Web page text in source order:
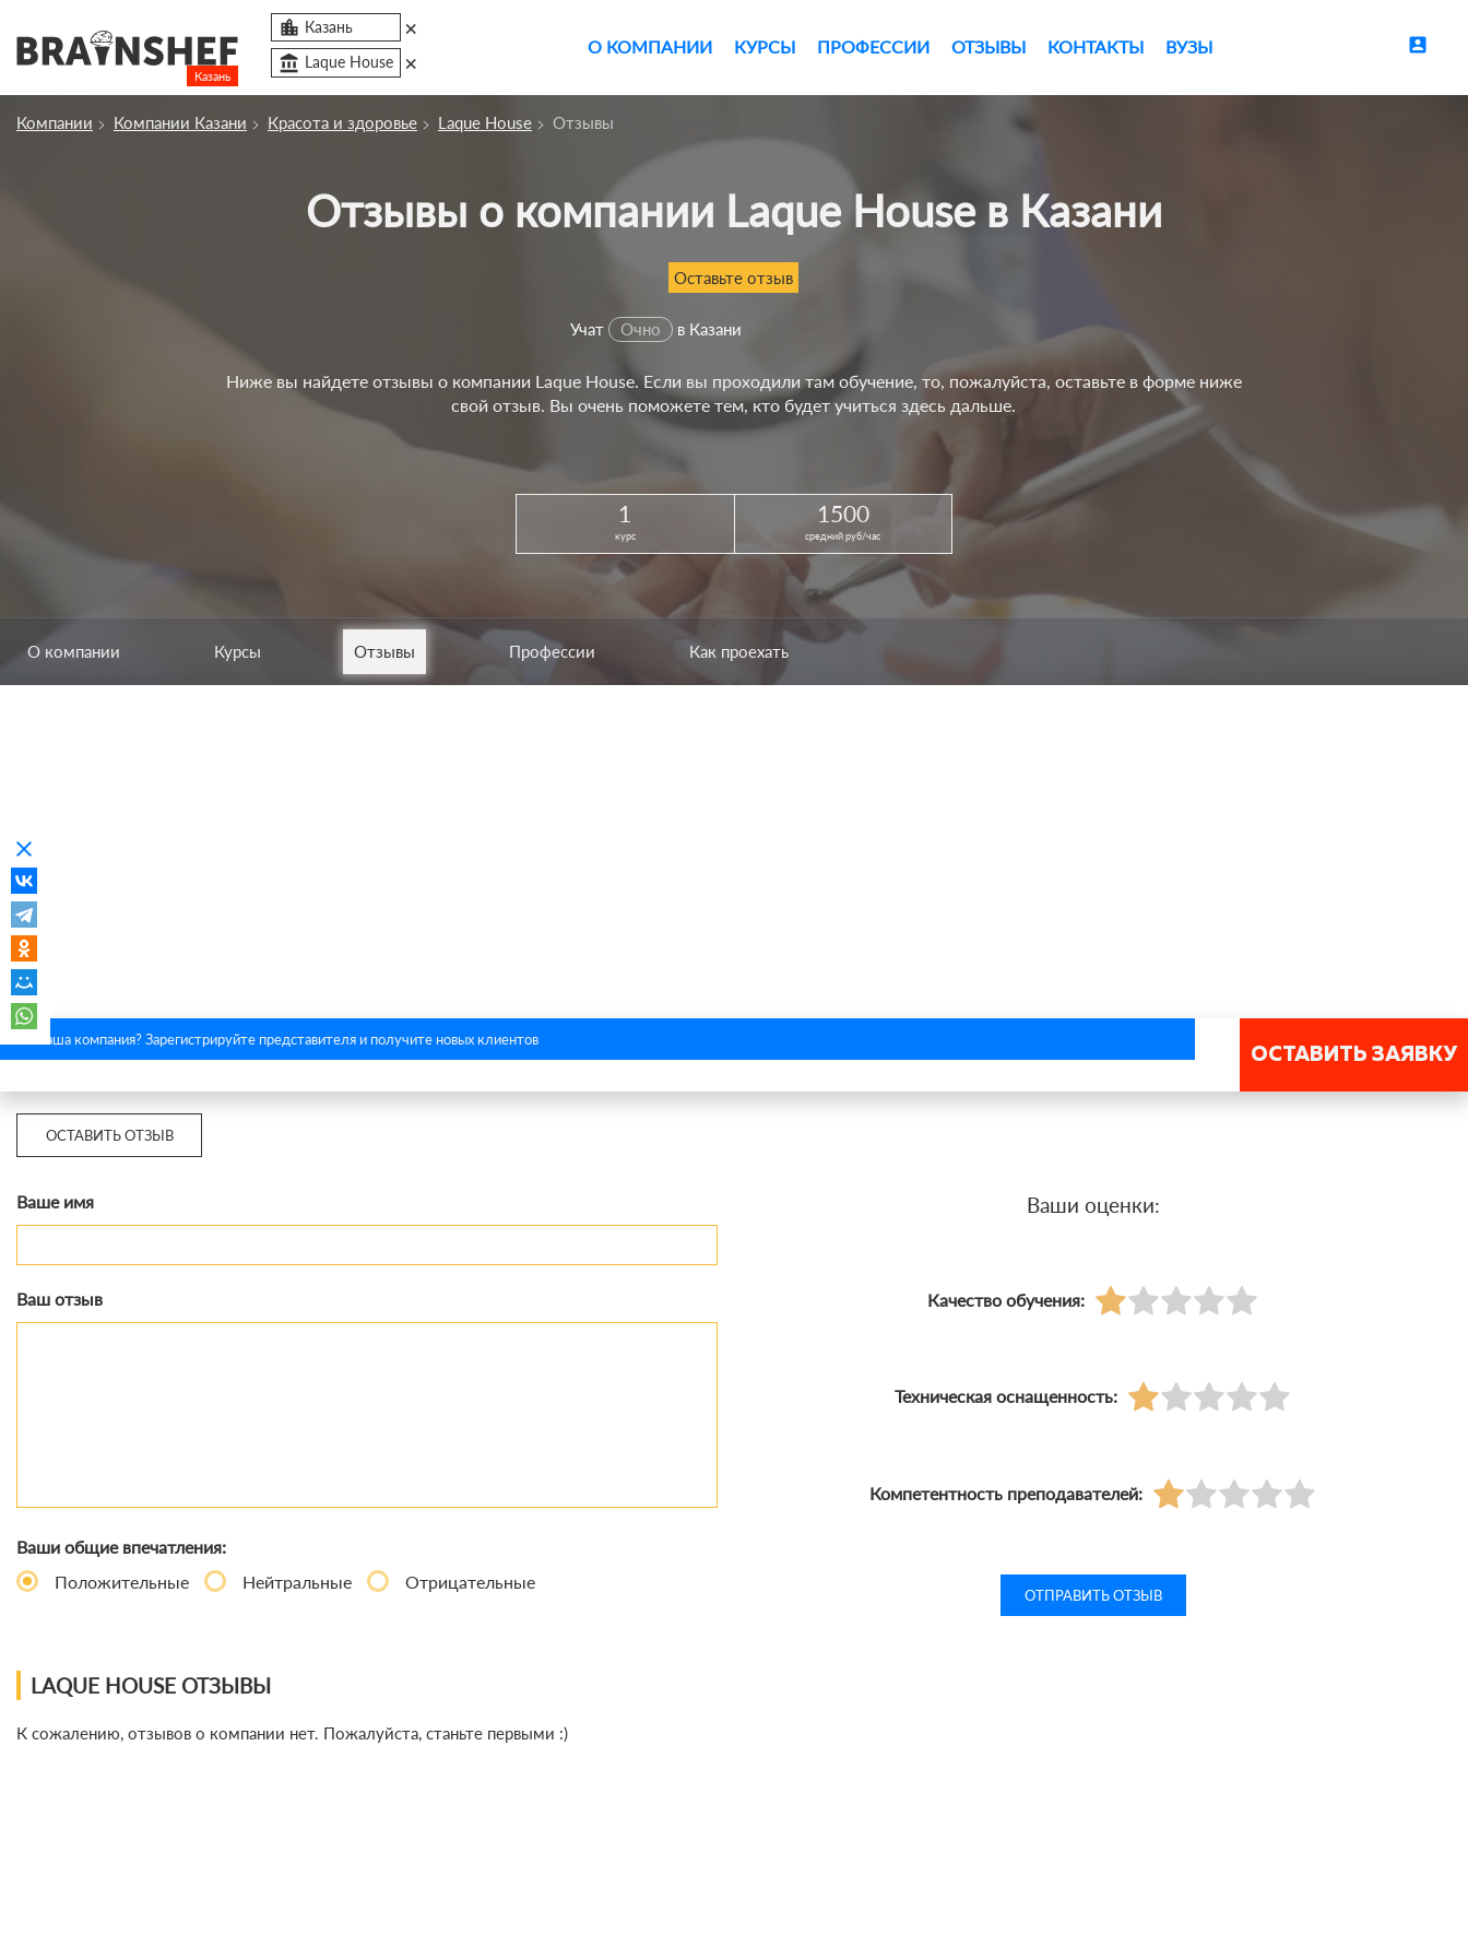
Казань
 Казань ×
account_balance Laque House ×
О КОМПАНИИ КУРСЫ ПРОФЕССИИ ОТЗЫВЫ КОНТАКТЫ ВУЗЫ account_box
clear
Компании Компании Казани Красота и здоровье Laque House Отзывы
Отзывы о компании Laque House в Казани
Оставьте отзыв
Учат Очно в Казани
Ниже вы найдете отзывы о компании Laque House. Если вы проходили там обучение, то, пожалуйста, оставьте в форме ниже
свой отзыв. Вы очень поможете тем, кто будет учиться здесь дальше.
1
курс
1500
средний руб/час
О компании Курсы Отзывы Профессии Как проехать
ОСТАВИТЬ ОТЗЫВ
Ваше имя
Ваш отзыв
Ваши общие впечатления:
Положительные
Нейтральные Отрицательные
Ваши оценки:
Качество обучения:
Техническая оснащенность:
Компетентность преподавателей:
LAQUE HOUSE ОТЗЫВЫ
К сожалению, отзывов о компании нет. Пожалуйста, станьте первыми :)
ОСТАВИТЬ ЗАЯВКУ
Это ваша компания? Зарегистрируйте представителя и получите новых клиентов